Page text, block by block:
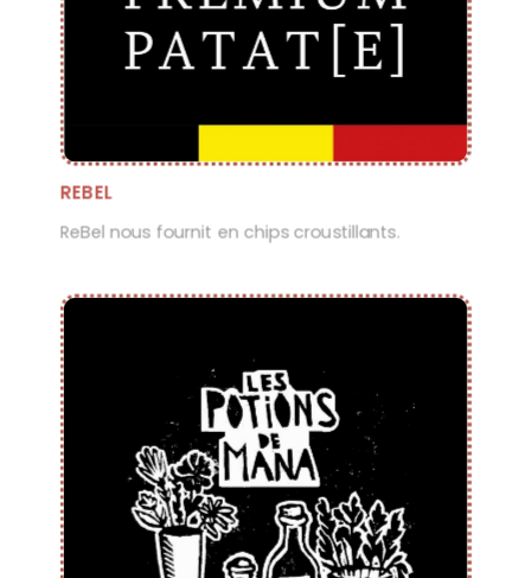
REBEL
ReBel nous fournit en chips croustillants.